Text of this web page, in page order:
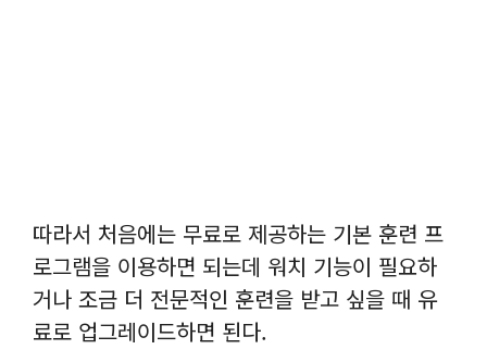
따라서 처음에는 무료로 제공하는 기본 훈련 프
로그램을 이용하면 되는데 워치 기능이 필요하
거나 조금 더 전문적인 훈련을 받고 싶을 때 유
료로 업그레이드하면 된다.